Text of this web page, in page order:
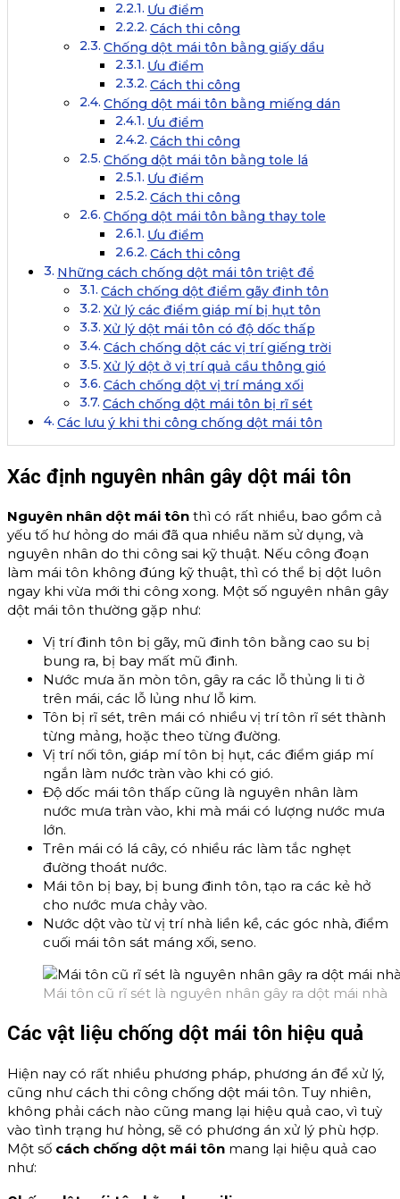
Ưu điểm
Cách thi công
Chống dột mái tôn bằng giấy dầu
Ưu điểm
Cách thi công
Chống dột mái tôn bằng miếng dán
Ưu điểm
Cách thi công
Chống dột mái tôn bằng tole lá
Ưu điểm
Cách thi công
Chống dột mái tôn bằng thay tole
Ưu điểm
Cách thi công
Những cách chống dột mái tôn triệt để
Cách chống dột điểm gãy đinh tôn
Xử lý các điểm giáp mí bị hụt tôn
Xử lý dột mái tôn có độ dốc thấp
Cách chống dột các vị trí giếng trời
Xử lý dột ở vị trí quả cầu thông gió
Cách chống dột vị trí máng xối
Cách chống dột mái tôn bị rĩ sét
Các lưu ý khi thi công chống dột mái tôn
Xác định nguyên nhân gây dột mái tôn
Nguyên nhân dột mái tôn thì có rất nhiều, bao gồm cả
yếu tố hư hỏng do mái đã qua nhiều năm sử dụng, và
nguyên nhân do thi công sai kỹ thuật. Nếu công đoạn
làm mái tôn không đúng kỹ thuật, thì có thể bị dột luôn
ngay khi vừa mới thi công xong. Một số nguyên nhân gây
dột mái tôn thường gặp như:
Vị trí đinh tôn bị gãy, mũ đinh tôn bằng cao su bị
bung ra, bị bay mất mũ đinh.
Nước mưa ăn mòn tôn, gây ra các lỗ thủng li ti ở
trên mái, các lỗ lủng như lỗ kim.
Tôn bị rĩ sét, trên mái có nhiều vị trí tôn rĩ sét thành
từng mảng, hoặc theo từng đường.
Vị trí nối tôn, giáp mí tôn bị hụt, các điểm giáp mí
ngắn làm nước tràn vào khi có gió.
Độ dốc mái tôn thấp cũng là nguyên nhân làm
nước mưa tràn vào, khi mà mái có lượng nước mưa
lớn.
Trên mái có lá cây, có nhiều rác làm tắc nghẹt
đường thoát nước.
Mái tôn bị bay, bị bung đinh tôn, tạo ra các kẻ hở
cho nước mưa chảy vào.
Nước dột vào từ vị trí nhà liền kề, các góc nhà, điểm
cuối mái tôn sát máng xối, seno.
Mái tôn cũ rĩ sét là nguyên nhân gây ra dột mái nhà
Các vật liệu chống dột mái tôn hiệu quả
Hiện nay có rất nhiều phương pháp, phương án để xử lý,
cũng như cách thi công chống dột mái tôn. Tuy nhiên,
không phải cách nào cũng mang lại hiệu quả cao, vì tuỳ
vào tình trạng hư hỏng, sẽ có phương án xử lý phù hợp.
Một số cách chống dột mái tôn mang lại hiệu quả cao
như: